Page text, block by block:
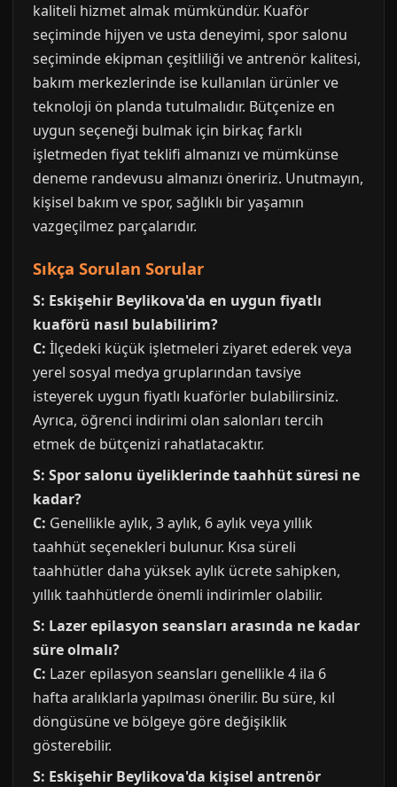
kaliteli hizmet almak mümkündür. Kuaför
seçiminde hijyen ve usta deneyimi, spor salonu
seçiminde ekipman çeşitliliği ve antrenör kalitesi,
bakım merkezlerinde ise kullanılan ürünler ve
teknoloji ön planda tutulmalıdır. Bütçenize en
uygun seçeneği bulmak için birkaç farklı
işletmeden fiyat teklifi almanızı ve mümkünse
deneme randevusu almanızı öneririz. Unutmayın,
kişisel bakım ve spor, sağlıklı bir yaşamın
vazgeçilmez parçalarıdır.
Sıkça Sorulan Sorular
S: Eskişehir Beylikova'da en uygun fiyatlı
kuaförü nasıl bulabilirim?
C: İlçedeki küçük işletmeleri ziyaret ederek veya
yerel sosyal medya gruplarından tavsiye
isteyerek uygun fiyatlı kuaförler bulabilirsiniz.
Ayrıca, öğrenci indirimi olan salonları tercih
etmek de bütçenizi rahatlatacaktır.
S: Spor salonu üyeliklerinde taahhüt süresi ne
kadar?
C: Genellikle aylık, 3 aylık, 6 aylık veya yıllık
taahhüt seçenekleri bulunur. Kısa süreli
taahhütler daha yüksek aylık ücrete sahipken,
yıllık taahhütlerde önemli indirimler olabilir.
S: Lazer epilasyon seansları arasında ne kadar
süre olmalı?
C: Lazer epilasyon seansları genellikle 4 ila 6
hafta aralıklarla yapılması önerilir. Bu süre, kıl
döngüsüne ve bölgeye göre değişiklik
gösterebilir.
S: Eskişehir Beylikova'da kişisel antrenör